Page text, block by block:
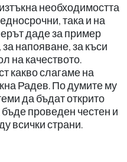
необходимостта
така и на
даде за пример
напояване, за къси
на качеството.
какво слагаме на
Радев. По думите му
да бъдат открито
бъде проведен честен и
всички страни.